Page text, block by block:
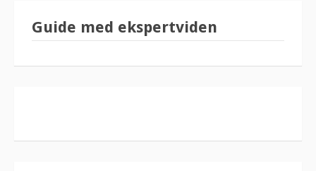
Guide med ekspertviden